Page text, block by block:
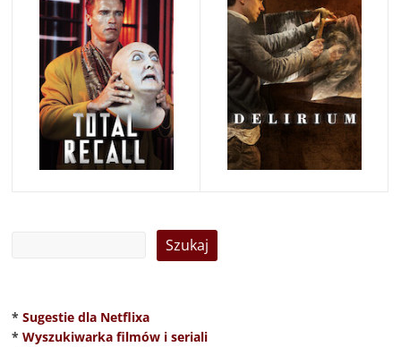
* Sugestie dla Netflixa
* Wyszukiwarka filmów i seriali